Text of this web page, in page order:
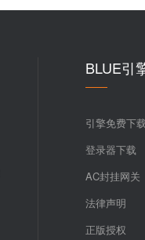
BLUE引
引擎免费下
登录器下载
AC封挂网关
法律声明
正版授权